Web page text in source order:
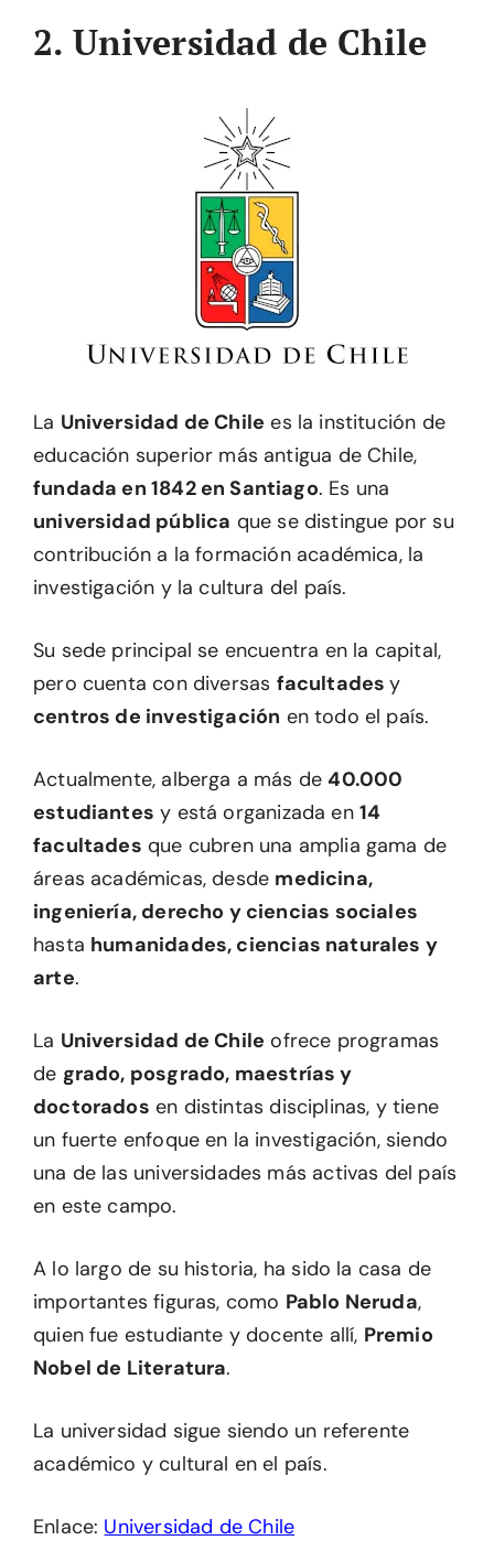
2. Universidad de Chile
La Universidad de Chile es la institución de
educación superior más antigua de Chile,
fundada en 1842 en Santiago. Es una
universidad pública que se distingue por su
contribución a la formación académica, la
investigación y la cultura del país.
Su sede principal se encuentra en la capital,
pero cuenta con diversas facultadesy
centros de investigación en todo el país.
Actualmente, alberga a más de40.000
estudiantes y está organizada en 14
facultades que cubren una amplia gama de
áreas académicas, desde medicina,
ingeniería, derecho y ciencias sociales
hasta humanidades, ciencias naturales y
arte.
La Universidad de Chile ofrece programas
de grado, posgrado, maestrías y
doctorados en distintas disciplinas, y tiene
un fuerte enfoque en la investigación, siendo
una de las universidades más activas del país
en este campo.
A lo largo de su historia, ha sido la casa de
importantes figuras, como Pablo Neruda,
quien fue estudiante y docente allí, Premio
Nobel de Literatura.
La universidad sigue siendo un referente
académico y cultural en el país.
Enlace: Universidad de Chile